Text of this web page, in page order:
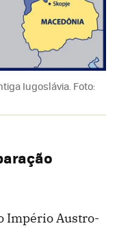
Iugoslávia. Foto:
Império Austro-